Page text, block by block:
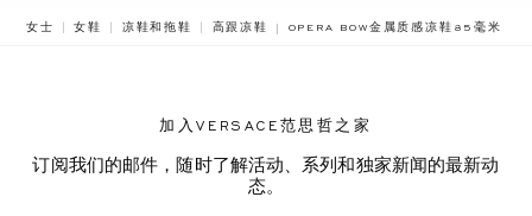
女士 女鞋 凉鞋和拖鞋 高跟凉鞋 OPERA BOW金属质感凉鞋85毫米
加入VERSACE范思哲之家
订阅我们的邮件，随时了解活动、系列和独家新闻的最新动
态。